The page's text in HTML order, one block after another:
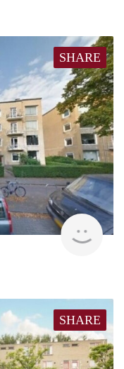
SHARE
rent
SHARE